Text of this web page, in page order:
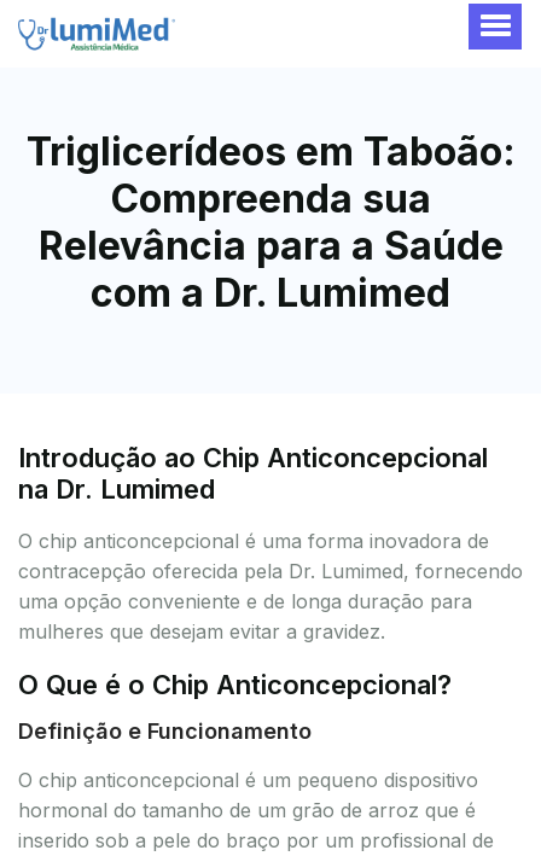
Triglicerídeos em Taboão:
Compreenda sua
Relevância para a Saúde
com a Dr. Lumimed
Introdução ao Chip Anticoncepcional
na Dr. Lumimed
O chip anticoncepcional é uma forma inovadora de
contracepção oferecida pela Dr. Lumimed, fornecendo
uma opção conveniente e de longa duração para
mulheres que desejam evitar a gravidez.
O Que é o Chip Anticoncepcional?
Definição e Funcionamento
O chip anticoncepcional é um pequeno dispositivo
hormonal do tamanho de um grão de arroz que é
inserido sob a pele do braço por um profissional de